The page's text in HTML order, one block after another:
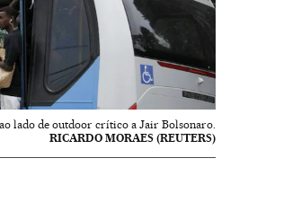
lado de outdoor crítico a Jair Bolsonaro.
RICARDO MORAES (REUTERS)